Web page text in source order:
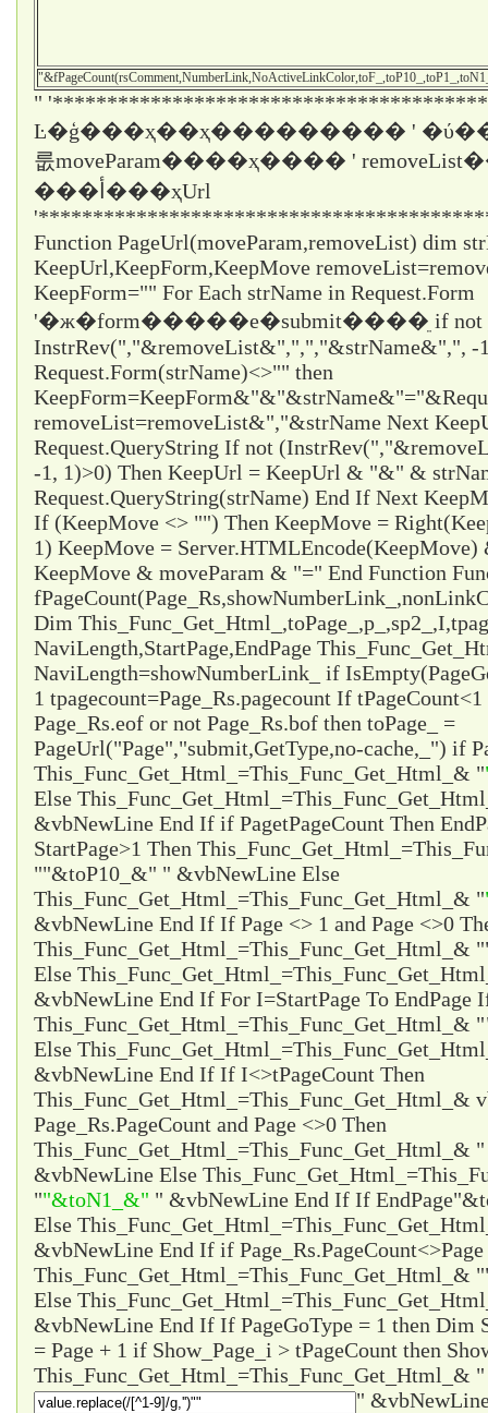
"
Ŀ�ģ���ҳ��ҳ��������� '
룺moveParam����ҳ���� '
���أ���ҳUrl
Function PageUrl(moveParam,removeList) dim
KeepUrl,KeepForm,KeepMove
KeepForm="" For Each strName in Request.Form
'�ж�form�����е�submit����ֵ if not
InstrRev(","&removeList&",",","&strName&",", -
Request.Form(strName)<>"" then
removeList=removeList&","&strName Next
Request.QueryString If not
-1, 1)>0) Then KeepUrl = KeepUrl & "&" &
Request.QueryString(strName) End If Next
If (KeepMove <> "") Then KeepMove =
1) KeepMove =
KeepMove & moveParam & "=" End Function
Dim
NaviLength,StartPage,EndPage
NaviLength=showNumberLink_ if
1 tpagecount=Page_Rs.pagecount If
Page_Rs.eof or not Page_Rs.bof then toPage_ =
PageUrl("Page","submit,GetType,no-cache,_") if
This_Func_Get_Html_=This_Func_Get_Html_& "
Else
&vbNewLine End If if PagetPageCount Then
StartPage>1 Then
""&toP10_&" " &vbNewLine Else
This_Func_Get_Html_=This_Func_Get_Html_& "
&vbNewLine End If If Page <> 1 and Page <>0
This_Func_Get_Html_=This_Func_Get_Html_& "
Else
&vbNewLine End If For I=StartPage To EndPage
This_Func_Get_Html_=This_Func_Get_Html_& "
Else
&vbNewLine End If If I<>tPageCount Then
This_Func_Get_Html_=This_Func_Get_Html_&
Page_Rs.PageCount and Page <>0 Then
This_Func_Get_Html_=This_Func_Get_Html_&
&vbNewLine Else
""&toN1_&" " &vbNewLine End If If EndPage
Else
&vbNewLine End If if Page_Rs.PageCount<>Page
This_Func_Get_Html_=This_Func_Get_Html_& "
Else
&vbNewLine End If If PageGoType = 1 then Dim
= Page + 1 if Show_Page_i > tPageCount then
This_Func_Get_Html_=This_Func_Get_Html_& "
"